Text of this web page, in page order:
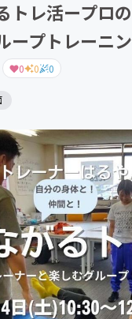
トレ活ープロ
ープトレーニ
0 0 0